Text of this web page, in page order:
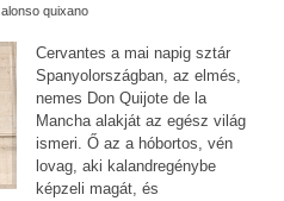
alonso quixano
Cervantes a mai napig sztár
Spanyolországban, az elmés,
nemes Don Quijote de la
Mancha alakját az egész világ
ismeri. Ő az a hóbortos, vén
lovag, aki kalandregénybe
képzeli magát, és